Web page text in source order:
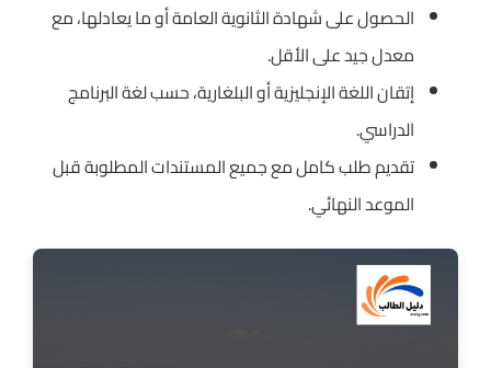
الحصول على شهادة الثانوية العامة أو ما يعادلها، مع
معدل جيد على الأقل.
إتقان اللغة الإنجليزية أو البلغارية، حسب لغة البرنامج
الدراسي.
تقديم طلب كامل مع جميع المستندات المطلوبة قبل
الموعد النهائي.